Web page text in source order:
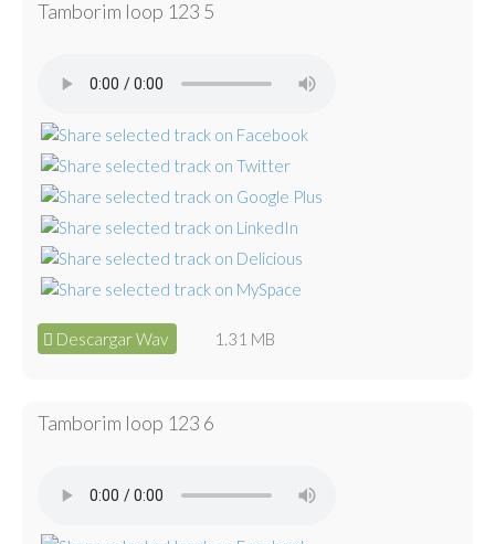
Tamborim loop 123 5
Descargar Wav 1.31 MB
Tamborim loop 123 6